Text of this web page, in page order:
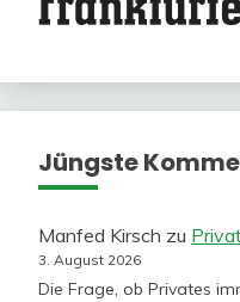
Jüngste
Manfed Kirsch zu
3. August 2026
Die Frage, ob Privates